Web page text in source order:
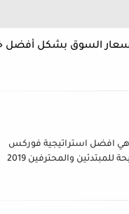
السوق بشكل أفضل
هي افضل استراتيجية فوركس
للمبتدئين والمحترفين 2019